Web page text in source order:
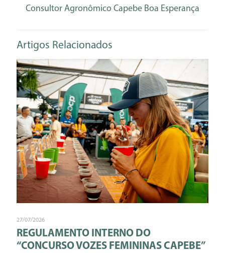
Consultor Agronômico Capebe Boa Esperança
Artigos Relacionados
27/07/2026
REGULAMENTO INTERNO DO
“CONCURSO VOZES FEMININAS CAPEBE”